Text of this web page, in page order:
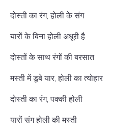
दोस्ती का रंग, होली के संग
यारों के बिना होली अधूरी है
दोस्तों के साथ रंगों की बरसात
मस्ती में डूबे यार, होली का त्योहार
दोस्ती का रंग, पक्की होली
यारों संग होली की मस्ती